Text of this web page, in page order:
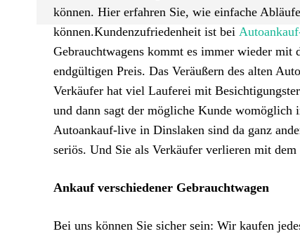
können. Hier erfahren Sie, wie einfache
können.Kundenzufriedenheit ist bei
Gebrauchtwagens kommt es immer wieder mit
endgültigen Preis. Das Veräußern des alten
Verkäufer hat viel Lauferei mit
und dann sagt der mögliche Kunde
Autoankauf-live in Dinslaken sind da ganz
seriös. Und Sie als Verkäufer verlieren mit
Ankauf verschiedener Gebrauchtwagen
Bei uns können Sie sicher sein: Wir kaufen